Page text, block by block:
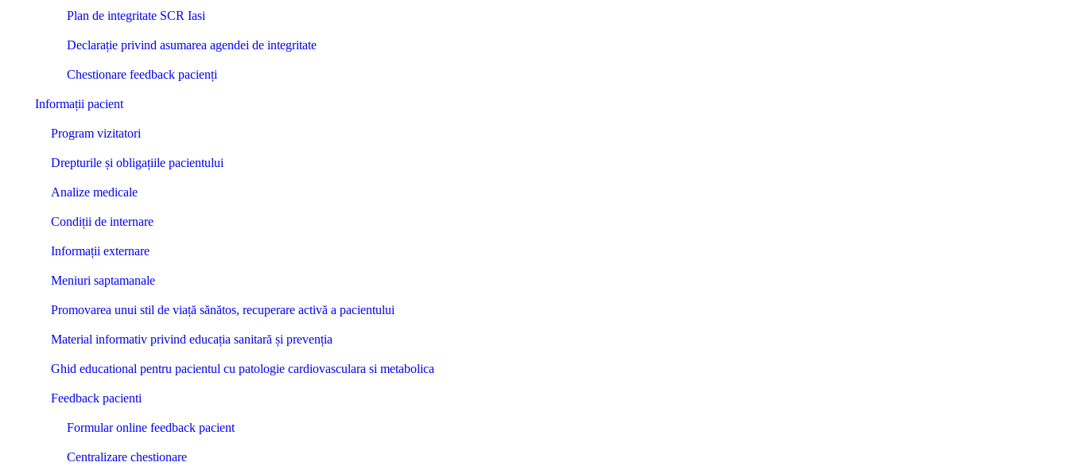
Plan de integritate SCR Iasi
Declarație privind asumarea agendei de integritate
Chestionare feedback pacienți
Informații pacient
Program vizitatori
Drepturile și obligațiile pacientului
Analize medicale
Condiții de internare
Informații externare
Meniuri saptamanale
Promovarea unui stil de viață sănătos, recuperare activă a pacientului
Material informativ privind educația sanitară și prevenția
Ghid educational pentru pacientul cu patologie cardiovasculara si metabolica
Feedback pacienti
Formular online feedback pacient
Centralizare chestionare